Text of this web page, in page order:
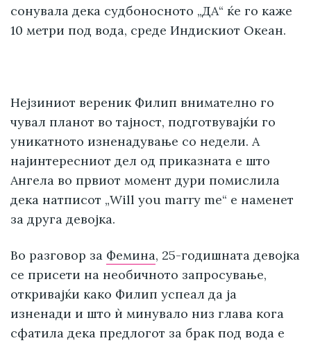
сонувала дека судбоносното „ДА“ ќе го каже
10 метри под вода, среде Индискиот Океан.
Нејзиниот вереник Филип внимателно го
чувал планот во тајност, подготвувајќи го
уникатното изненадување со недели. А
најинтересниот дел од приказната е што
Ангела во првиот момент дури помислила
дека натписот „Will you marry me“ е наменет
за друга девојка.
Во разговор за Фемина, 25-годишната девојка
се присети на необичното запросување,
откривајќи како Филип успеал да ја
изненади и што ѝ минувало низ глава кога
сфатила дека предлогот за брак под вода е